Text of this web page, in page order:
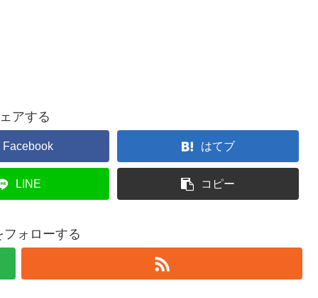
アする
Facebook はてブ
LINE コピー
フォローする